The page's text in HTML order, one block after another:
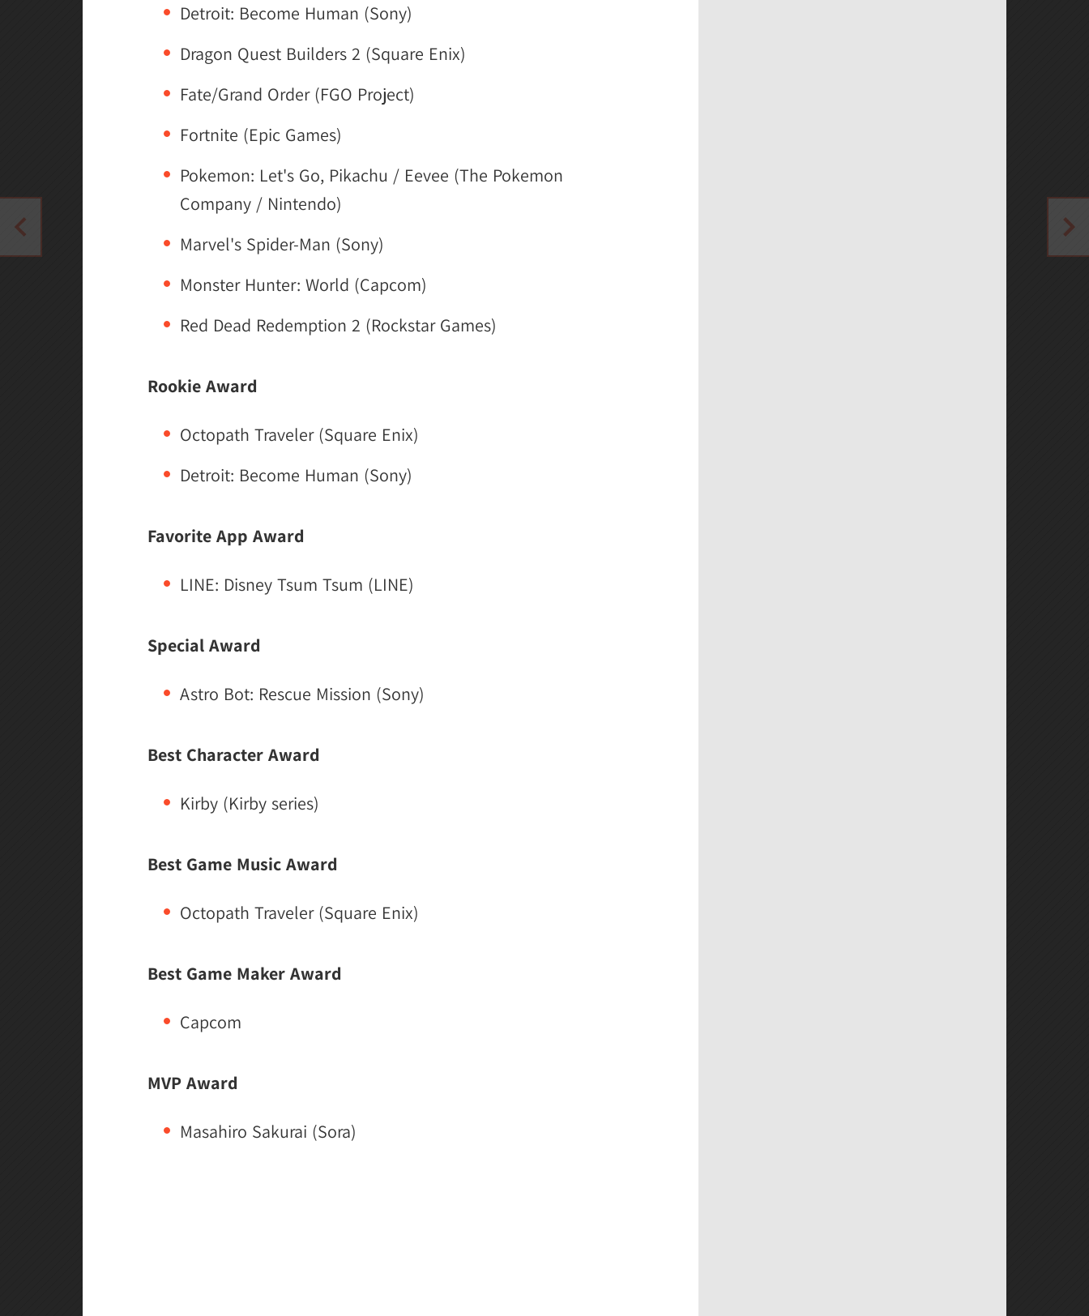
Detroit: Become Human (Sony)
Dragon Quest Builders 2 (Square Enix)
Fate/Grand Order (FGO Project)
Fortnite (Epic Games)
Pokemon: Let's Go, Pikachu / Eevee (The Pokemon
Company / Nintendo)
Marvel's Spider-Man (Sony)
Monster Hunter: World (Capcom)
Red Dead Redemption 2 (Rockstar Games)
Rookie Award
Octopath Traveler (Square Enix)
Detroit: Become Human (Sony)
Favorite App Award
LINE: Disney Tsum Tsum (LINE)
Special Award
Astro Bot: Rescue Mission (Sony)
Best Character Award
Kirby (Kirby series)
Best Game Music Award
Octopath Traveler (Square Enix)
Best Game Maker Award
Capcom
MVP Award
Masahiro Sakurai (Sora)